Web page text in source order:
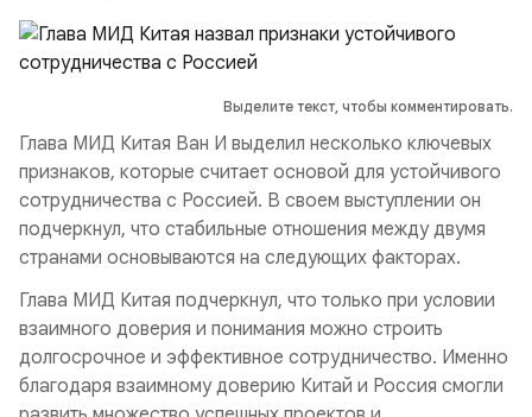
Выделите текст, чтобы комментировать.
Глава МИД Китая Ван И выделил несколько ключевых
признаков, которые считает основой для устойчивого
сотрудничества с Россией. В своем выступлении он
подчеркнул, что стабильные отношения между двумя
странами основываются на следующих факторах.
Глава МИД Китая подчеркнул, что только при условии
взаимного доверия и понимания можно строить
долгосрочное и эффективное сотрудничество. Именно
благодаря взаимному доверию Китай и Россия смогли